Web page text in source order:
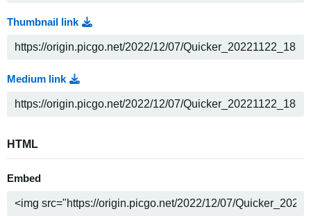
Thumbnail link
Medium link
HTML
Embed